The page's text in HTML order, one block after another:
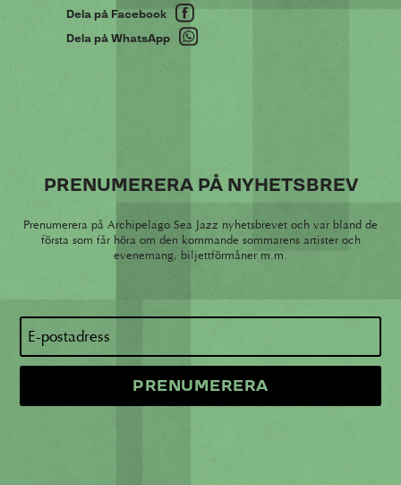
Dela på Facebook
Dela på WhatsApp
PRENUMERERA PÅ NYHETSBREV
Prenumerera på Archipelago Sea Jazz nyhetsbrevet och var bland de
första som får höra om den kommande sommarens artister och
evenemang, biljettförmåner m.m.